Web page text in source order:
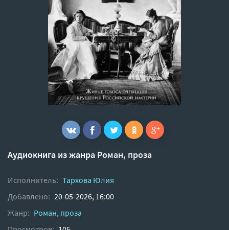
Аудиокнига из жанра Роман, проза
Исполнитель: Тархова Юлия
Добавлено: 20-05-2026, 16:00
Жанр: Роман, проза